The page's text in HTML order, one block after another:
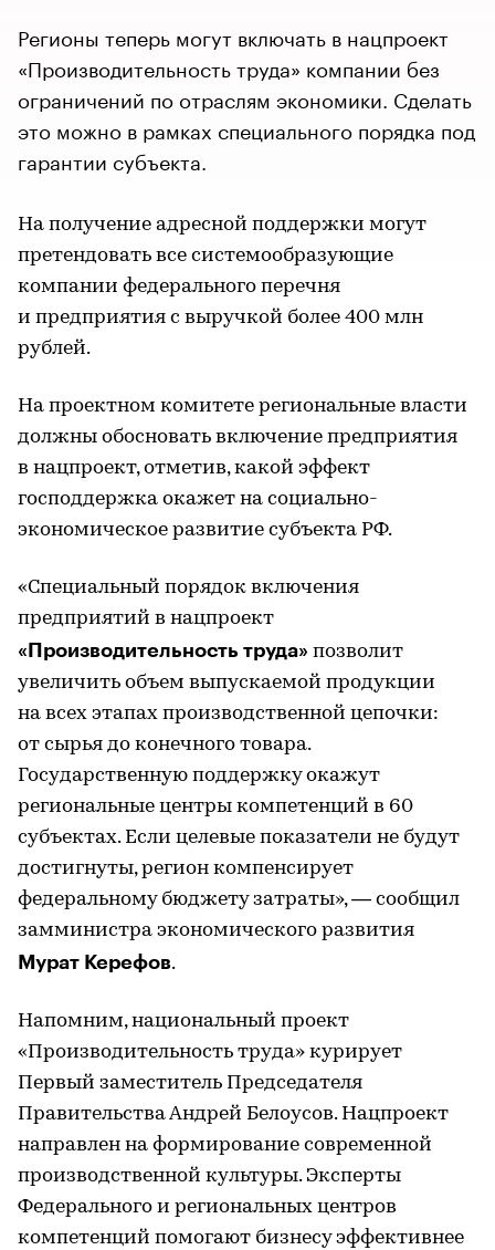
Регионы теперь могут включать в нацпроект
«Производительность труда» компании без
ограничений по отраслям экономики. Сделать
это можно в рамках специального порядка под
гарантии субъекта.
На получение адресной поддержки могут
претендовать все системообразующие
компании федерального перечня
и предприятия с выручкой более 400 млн
рублей.
На проектном комитете региональные власти
должны обосновать включение предприятия
в нацпроект, отметив, какой эффект
господдержка окажет на социально-
экономическое развитие субъекта РФ.
«Специальный порядок включения
предприятий в нацпроект
«Производительность труда» позволит
увеличить объем выпускаемой продукции
на всех этапах производственной цепочки:
от сырья до конечного товара.
Государственную поддержку окажут
региональные центры компетенций в 60
субъектах. Если целевые показатели не будут
достигнуты, регион компенсирует
федеральному бюджету затраты», — сообщил
замминистра экономического развития
Мурат Керефов.
Напомним, национальный проект
«Производительность труда» курирует
Первый заместитель Председателя
Правительства Андрей Белоусов. Нацпроект
направлен на формирование современной
производственной культуры. Эксперты
Федерального и региональных центров
компетенций помогают бизнесу эффективнее